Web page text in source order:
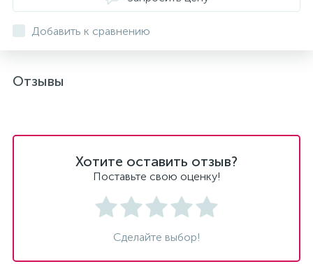
Добавить к сравнению
Отзывы
Хотите оставить отзыв?
Поставьте свою оценку!
Сделайте выбор!